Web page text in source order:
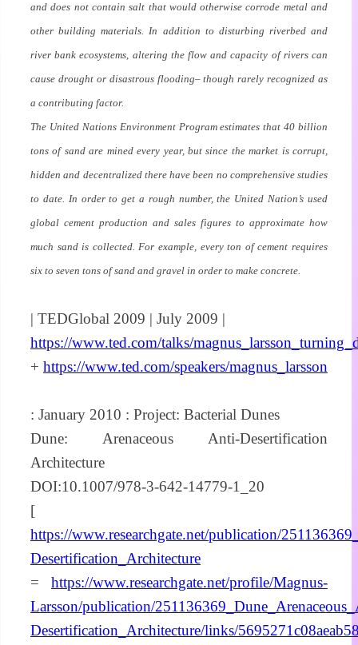
and does not contain salt that would otherwise corrode metal and
other building materials. In addition to disturbing riverbed and
river bank ecosystems, altering the flow and capacity of rivers can
cause drought or disastrous flooding– though rarely recognized as
a contributing factor.
The United Nations Environment Program estimates that 40 billion
tons of sand are mined every year, but since the market is corrupt,
hidden and decentralized there have been no comprehensive studies
to date. In order to get a rough number, the United Nation’s used
global cement production and sales figures to approximate how
much sand is collected. For example, every ton of cement requires
six to seven tons of sand and gravel in order to make concrete.
| TEDGlobal 2009 | July 2009 |
https://www.ted.com/talks/
+ https://www.ted.com/speakers/magnus_larsson
: January 2010 : Project: Bacterial Dunes
Dune: Arenaceous Anti-Desertification
Architecture
DOI:10.1007/978-3-642-14779-1_20
[
https://www.researchgate.net/publication/
Desertification_Architecture
= https://www.researchgate.net/profile/Magnus-
Larsson/publication/
Desertification_Architecture/links/